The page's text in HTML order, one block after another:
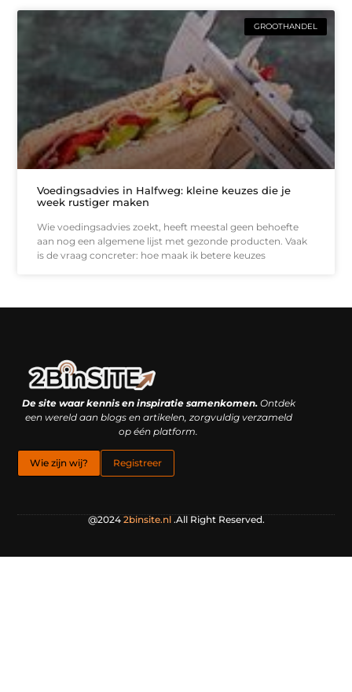
GROOTHANDEL
Voedingsadvies in Halfweg: kleine keuzes die je
week rustiger maken
Wie voedingsadvies zoekt, heeft meestal geen behoefte
aan nog een algemene lijst met gezonde producten. Vaak
is de vraag concreter: hoe maak ik betere keuzes
De site waar kennis en inspiratie samenkomen.Ontdek
een wereld aan blogs en artikelen, zorgvuldig verzameld
op één platform.
Wie zijn wij? Registreer
@2024 2binsite.nl.All Right Reserved.